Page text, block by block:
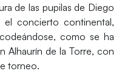
de las pupilas de Diego
concierto continental,
como se ha
Alhaurín de la Torre, con
torneo.